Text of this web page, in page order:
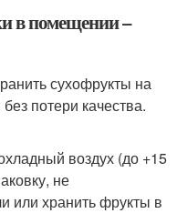
в помещении –
сухофрукты на
потери качества.
воздух (до +15
не
или хранить фрукты в